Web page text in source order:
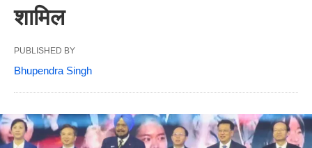
शामिल
PUBLISHED BY
Bhupendra Singh